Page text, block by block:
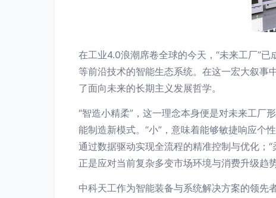
在工业4.0浪潮席卷全球的今天，“未来工厂”
等前沿技术的智能生态系统。在这一宏大叙事
了面向未来的长期主义发展哲学。
“智造小精柔”，这一理念本身便是对未来工厂
能制造新模式。“小”，意味着能够敏捷响应个
通过数据驱动实现全流程的精准控制与优化；
正是应对当前复杂多变市场环境与消费升级趋
中科天工作为智能装备与系统解决方案的领先